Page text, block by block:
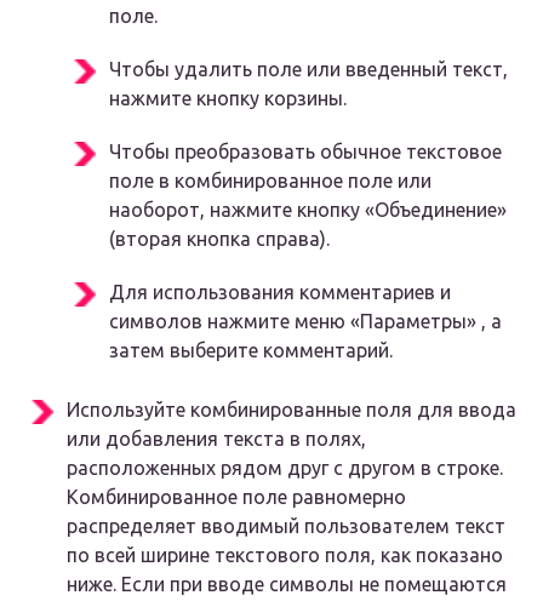
поле.
Чтобы удалить поле или введенный текст,
нажмите кнопку корзины.
Чтобы преобразовать обычное текстовое
поле в комбинированное поле или
наоборот, нажмите кнопку «Объединение»
(вторая кнопка справа).
Для использования комментариев и
символов нажмите меню «Параметры» , а
затем выберите комментарий.
Используйте комбинированные поля для ввода
или добавления текста в полях,
расположенных рядом друг с другом в строке.
Комбинированное поле равномерно
распределяет вводимый пользователем текст
по всей ширине текстового поля, как показано
ниже. Если при вводе символы не помещаются